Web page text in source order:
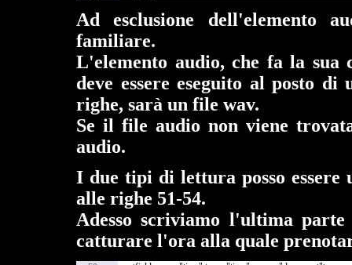
Ad esclusione dell'elemento
familiare.
L'elemento audio, che fa la sua
deve essere eseguito al posto
righe, sarà un file wav.
Se il file audio non viene
audio.
I due tipi di lettura posso essere
alle righe 51-54.
Adesso scriviamo l'ultima
catturare l'ora alla quale